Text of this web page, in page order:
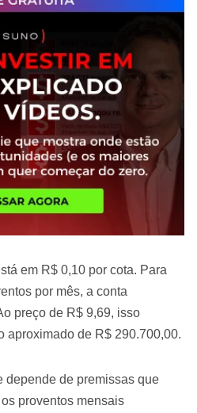
em R$ 0,10 por cota. Para
por mês, a conta
preço de R$ 9,69, isso
aproximado de R$ 290.700,00.
depende de premissas que
proventos mensais